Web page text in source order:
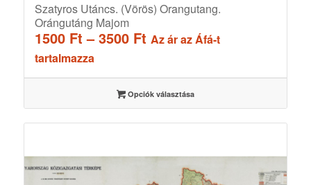
Szatyros Utáncs. (Vörös) Orangutang.
Orángutáng Majom
1500 Ft – 3500 FtÁrtartomány:
3500 Ft
Az ár az Áfá-t
tartalmazza
Opciók választása